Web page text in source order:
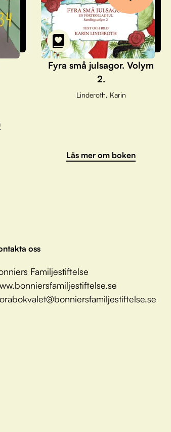
Fyra små julsagor. Volym
2.
Linderoth, Karin
Läs mer om boken
oss
Familjestiftelse